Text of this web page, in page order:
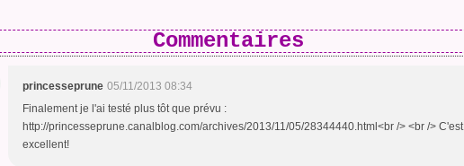
Commentaires
princesseprune 05/11/2013 08:34
Finalement je l'ai testé plus tôt que prévu :
http://princesseprune.canalblog.com/archives/2013/11/05/28344440.html<br /> <br /> C'est
excellent!